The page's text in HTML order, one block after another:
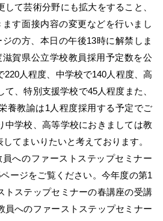
て芸術分野にも拡大をすること、
す面接内容の変更などを行いまし
の方、本日の午後13時に解禁しま
賀県公立学校教員採用予定数を公
220人程度、中学校で140人程度、高
、特別支援学校で45人程度また、
養教諭は1人程度採用する予定でご
中学校、高等学校におきましては教
てまいりたいと考えております。
へのファーストステップセミナー
ージをご覧ください。今年度の第1
トステップセミナーの春講座の受講
員へのファーストステップセミナー